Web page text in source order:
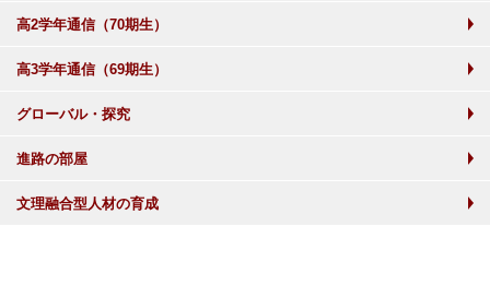
高2学年通信（70期生）
高3学年通信（69期生）
グローバル・探究
進路の部屋
文理融合型人材の育成